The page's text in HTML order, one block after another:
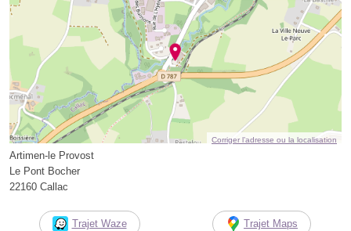
Corriger l’adresse ou la localisation
Artimen-le Provost
Le Pont Bocher
22160 Callac
Trajet Waze Trajet Maps